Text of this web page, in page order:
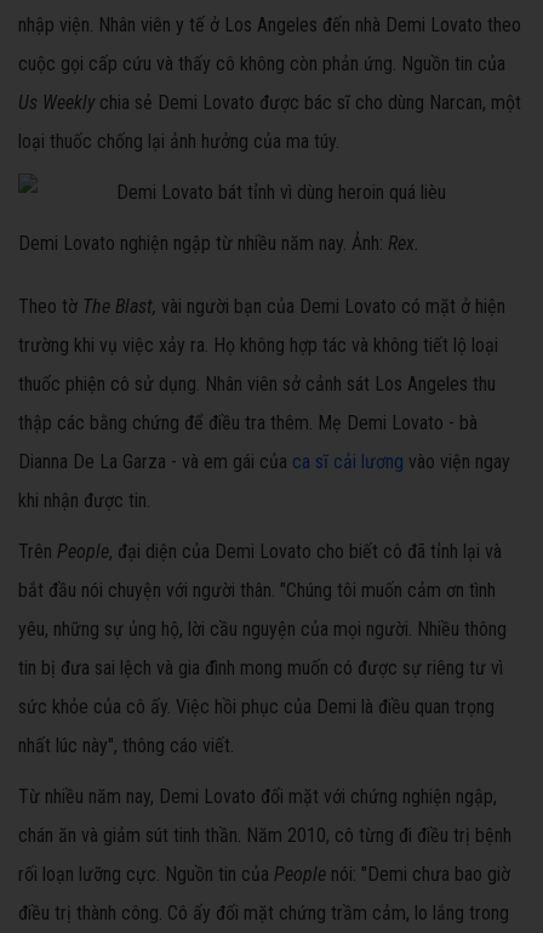
nhập viện. Nhân viên y tế ở Los Angeles đến nhà Demi Lovato theo
cuộc gọi cấp cứu và thấy cô không còn phản ứng. Nguồn tin của
Us Weeklychia sẻ Demi Lovato được bác sĩ cho dùng Narcan, một
loại thuốc chống lại ảnh hưởng của ma túy.
Demi Lovato nghiện ngập từ nhiều năm nay. Ảnh: Rex.
Theo tờ The Blast, vài người bạn của Demi Lovato có mặt ở hiện
trường khi vụ việc xảy ra. Họ không hợp tác và không tiết lộ loại
thuốc phiện cô sử dụng. Nhân viên sở cảnh sát Los Angeles thu
thập các bằng chứng để điều tra thêm. Mẹ Demi Lovato - bà
Dianna De La Garza - và em gái của ca sĩ cải lương vào viện ngay
khi nhận được tin.
Trên People, đại diện của Demi Lovato cho biết cô đã tỉnh lại và
bắt đầu nói chuyện với người thân. "Chúng tôi muốn cảm ơn tình
yêu, những sự ủng hộ, lời cầu nguyện của mọi người. Nhiều thông
tin bị đưa sai lệch và gia đình mong muốn có được sự riêng tư vì
sức khỏe của cô ấy. Việc hồi phục của Demi là điều quan trọng
nhất lúc này", thông cáo viết.
Từ nhiều năm nay, Demi Lovato đối mặt với chứng nghiện ngập,
chán ăn và giảm sút tinh thần. Năm 2010, cô từng đi điều trị bệnh
rối loạn lưỡng cực. Nguồn tin của People nói: "Demi chưa bao giờ
điều trị thành công. Cô ấy đối mặt chứng trầm cảm, lo lắng trong